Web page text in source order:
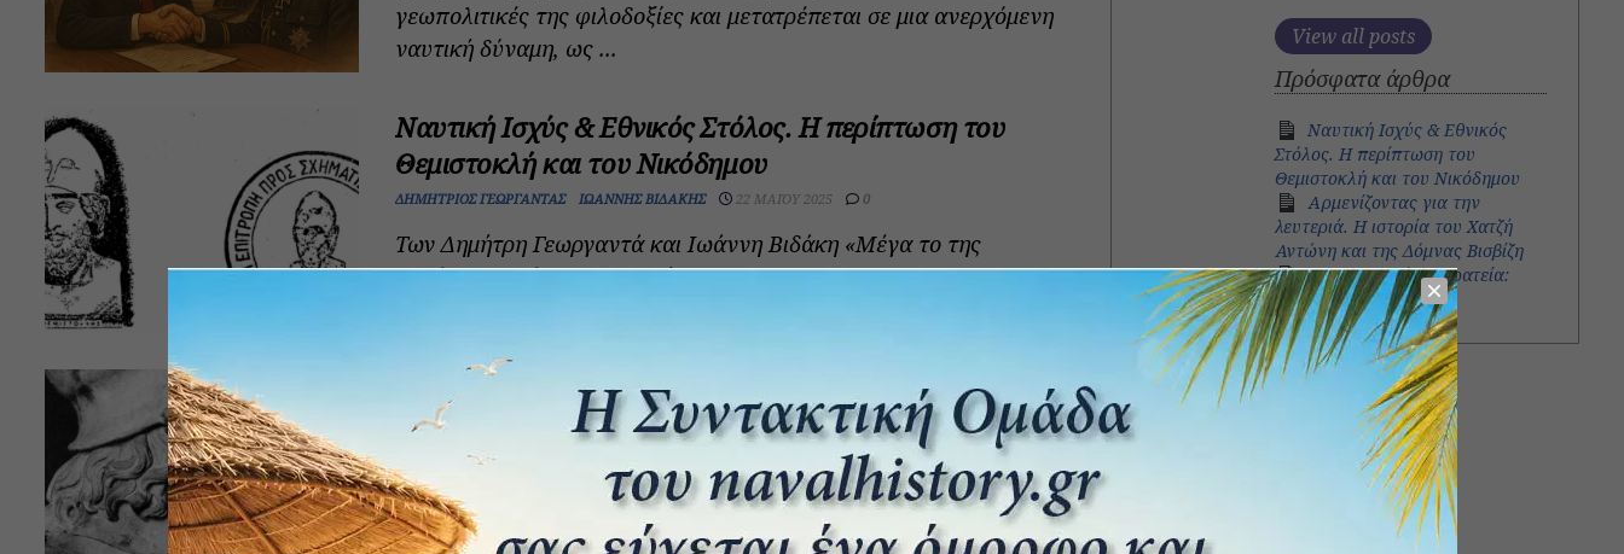
γεωπολιτικές της φιλοδοξίες και μετατρέπεται σε μια ανερχόμενη
ναυτική δύναμη, ως ...
Ναυτική Ισχύς & Εθνικός Στόλος. Η περίπτωση του
Θεμιστοκλή και του Νικόδημου
ΔΗΜΉΤΡΙΟΣ ΓΕΩΡΓΑΝΤΆΣ ΙΩΆΝΝΗΣ ΒΙΔΆΚΗΣ 22 ΜΑΪ́ΟΥ 2025 0
Των Δημήτρη Γεωργαντά και Ιωάννη Βιδάκη «Μέγα το της
θαλάσσης Κράτος» Περικλής (495/494-429 π.Χ.) ΣΤΟΧΟΙ –
Η Ηροδότεια εικόνα του Θεμιστοκλή: Ενας καθρέπτης
της Αθήνας του 5ου αιώνα
ΙΩΆΝΝΗΣ ΒΙΔΆΚΗΣ 17 ΙΟΥΛΊΟΥ 2023 0
Συγγραφέας: WOLFGANG BLÖSEL Επιμέλεια- Απόδοση:
Ιωάννης Βιδάκης και Δημήτριος Γεωργαντάς ΣΗΜΕΙΩΜΑ
View all posts
Πρόσφατα άρθρα
Ναυτική Ισχύς & Εθνικός
Στόλος. Η περίπτωση του
Θεμιστοκλή και του Νικόδημου
Αρμενίζοντας για την
λευτεριά. Η ιστορία του Χατζή
Αντώνη και της Δόμνας Βισβίζη
Αργοναυτική εκστρατεία:
Είναι μύθος;